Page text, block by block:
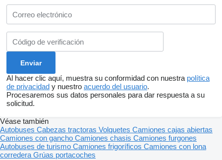
Al hacer clic aquí, muestra su conformidad con nuestra política
de privacidad y nuestro acuerdo del usuario.
Procesaremos sus datos personales para dar respuesta a su
solicitud.
Véase también
Autobuses Cabezas tractoras Volquetes Camiones cajas abiertas
Camiones con gancho Camiones chasis Camiones furgones
Autobuses de turismo Camiones frigoríficos Camiones con lona
corredera Grúas portacoches